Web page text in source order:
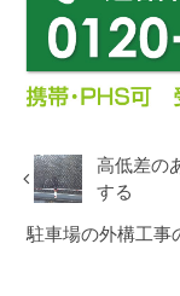
高低差の
する
駐車場の外構工事